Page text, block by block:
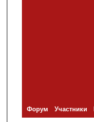
Форум Участники